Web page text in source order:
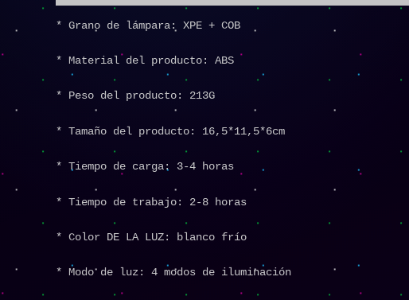
* Grano de lámpara: XPE + COB
* Material del producto: ABS
* Peso del producto: 213G
* Tamaño del producto: 16,5*11,5*6cm
* Tiempo de carga: 3-4 horas
* Tiempo de trabajo: 2-8 horas
* Color DE LA LUZ: blanco frío
* Modo de luz: 4 modos de iluminación